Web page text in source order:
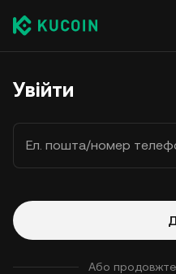
Увійти
Ел. пошта/номер
Або